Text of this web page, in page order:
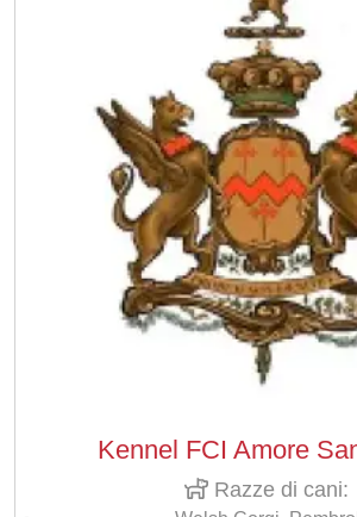
Kennel FCI Amore
Razze di cani: